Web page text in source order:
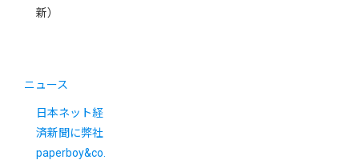
新）
ニュース
日本ネット経
済新聞に弊社
paperboy&co.